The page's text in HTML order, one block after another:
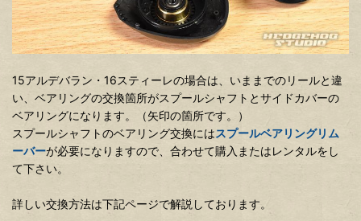
15アルデバラン・16スティーレの場合は、いままでのリールと違
い、ベアリングの交換箇所がスプールシャフトとサイドカバーの
ベアリングになります。（矢印の箇所です。）
スプールシャフトのベアリング交換にはスプールベアリングリム
ーバーが必要になりますので、合わせて購入またはレンタルをし
て下さい。
詳しい交換方法は下記ページで解説しております。